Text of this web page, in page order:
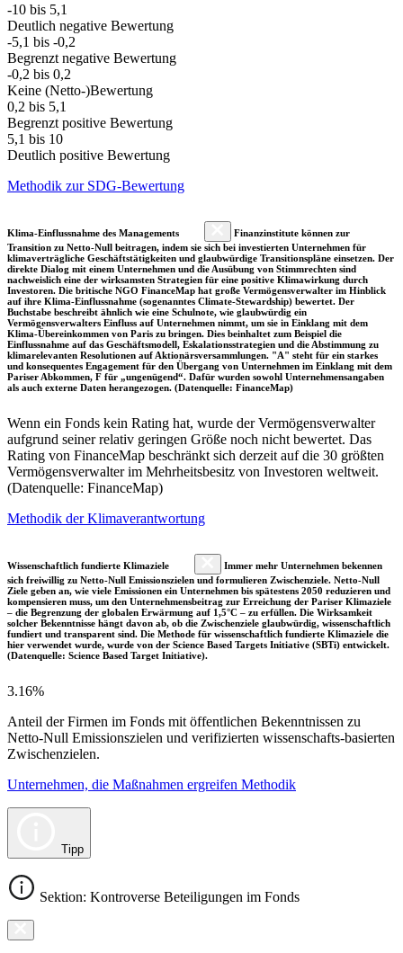
-10 bis 5,1
Deutlich negative Bewertung
-5,1 bis -0,2
Begrenzt negative Bewertung
-0,2 bis 0,2
Keine (Netto-)Bewertung
0,2 bis 5,1
Begrenzt positive Bewertung
5,1 bis 10
Deutlich positive Bewertung
Methodik zur SDG-Bewertung
Klima-Einflussnahme des Managements
Finanzinstitute können zur
Transition zu Netto-Null beitragen, indem sie sich bei investierten Unternehmen für
klimaverträgliche Geschäftstätigkeiten und glaubwürdige Transitionspläne einsetzen. Der
direkte Dialog mit einem Unternehmen und die Ausübung von Stimmrechten sind
nachweislich eine der wirksamsten Strategien für eine positive Klimawirkung durch
Investoren. Die britische NGO FinanceMap hat große Vermögensverwalter im Hinblick
auf ihre Klima-Einflussnahme (sogenanntes Climate-Stewardship) bewertet. Der
Buchstabe beschreibt ähnlich wie eine Schulnote, wie glaubwürdig ein
Vermögensverwalters Einfluss auf Unternehmen nimmt, um sie in Einklang mit dem
Klima-Übereinkommen von Paris zu bringen. Dies beinhaltet zum Beispiel die
Einflussnahme auf das Geschäftsmodell, Eskalationsstrategien und die Abstimmung zu
klimarelevanten Resolutionen auf Aktionärsversammlungen. "A" steht für ein starkes
und konsequentes Engagement für den Übergang von Unternehmen im Einklang mit dem
Pariser Abkommen, F für „ungenügend“. Dafür wurden sowohl Unternehmensangaben
als auch externe Daten herangezogen. (Datenquelle: FinanceMap)
Wenn ein Fonds kein Rating hat, wurde der Vermögensverwalter
aufgrund seiner relativ geringen Größe noch nicht bewertet. Das
Rating von FinanceMap beschränkt sich derzeit auf die 30 größten
Vermögensverwalter im Mehrheitsbesitz von Investoren weltweit.
(Datenquelle: FinanceMap)
Methodik der Klimaverantwortung
Wissenschaftlich fundierte Klimaziele
Immer mehr Unternehmen bekennen
sich freiwillig zu Netto-Null Emissionszielen und formulieren Zwischenziele. Netto-Null
Ziele geben an, wie viele Emissionen ein Unternehmen bis spätestens 2050 reduzieren und
kompensieren muss, um den Unternehmensbeitrag zur Erreichung der Pariser Klimaziele
– die Begrenzung der globalen Erwärmung auf 1,5°C – zu erfüllen. Die Wirksamkeit
solcher Bekenntnisse hängt davon ab, ob die Zwischenziele glaubwürdig, wissenschaftlich
fundiert und transparent sind. Die Methode für wissenschaftlich fundierte Klimaziele die
hier verwendet wurde, wurde von der Science Based Targets Initiative (SBTi) entwickelt.
(Datenquelle: Science Based Target Initiative).
3.16%
Anteil der Firmen im Fonds mit öffentlichen Bekenntnissen zu
Netto-Null Emissionszielen und verifizierten wissenschafts-basierten
Zwischenzielen.
Unternehmen, die Maßnahmen ergreifen Methodik
Tipp
Sektion: Kontroverse Beteiligungen im Fonds